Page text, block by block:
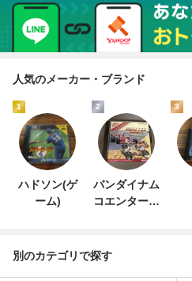
人気のメーカー・ブランド
1
ハドソン(ゲ
ーム)
2
バンダイナム
コエンターテ
3
別のカテゴリで探す